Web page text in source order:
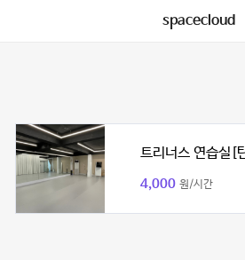
spacecloud
트리너스 연습실[
4,000 원/시간